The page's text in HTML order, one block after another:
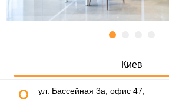
Киев
ул. Бассейная 3а, офис 47,